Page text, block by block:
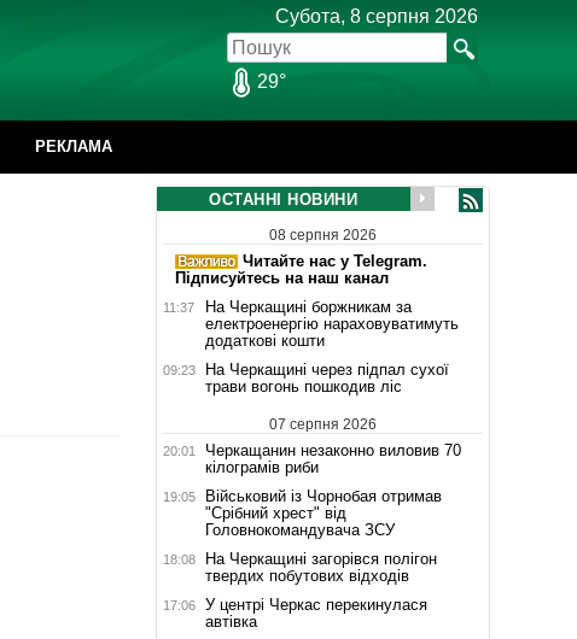
Субота, 8 серпня 2026
29°
РЕКЛАМА
ОСТАННІ НОВИНИ
08 серпня 2026
Читайте нас у Telegram.
Підписуйтесь на наш канал
11:37
На Черкащині боржникам за
електроенергію нараховуватимуть
додаткові кошти
09:23
На Черкащині через підпал сухої
трави вогонь пошкодив ліс
07 серпня 2026
20:01
Черкащанин незаконно виловив 70
кілограмів риби
19:05
Військовий із Чорнобая отримав
"Срібний хрест" від
Головнокомандувача ЗСУ
18:08
На Черкащині загорівся полігон
твердих побутових відходів
17:06
У центрі Черкас перекинулася
автівка